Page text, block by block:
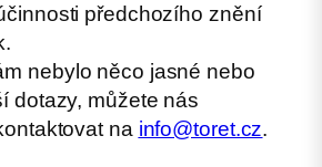
předchozího znění
nebylo něco jasné nebo
dotazy, můžete nás
na info@toret.cz.